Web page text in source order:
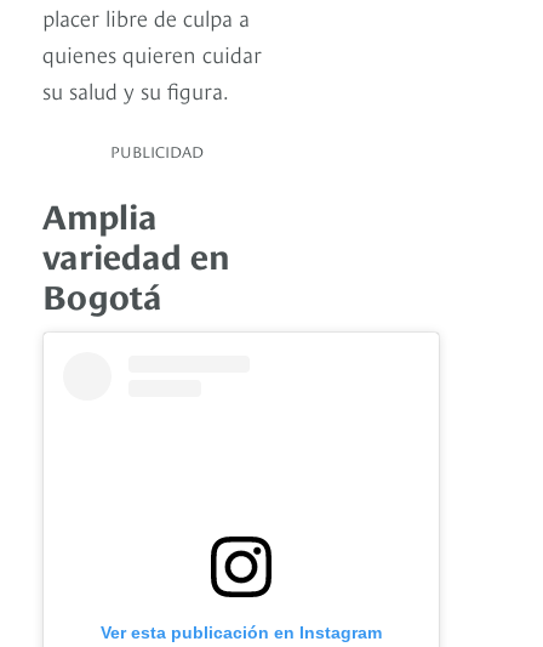
placer libre de culpa a
quienes quieren cuidar
su salud y su figura.
PUBLICIDAD
Amplia
variedad en
Bogotá
Ver esta publicación en Instagram